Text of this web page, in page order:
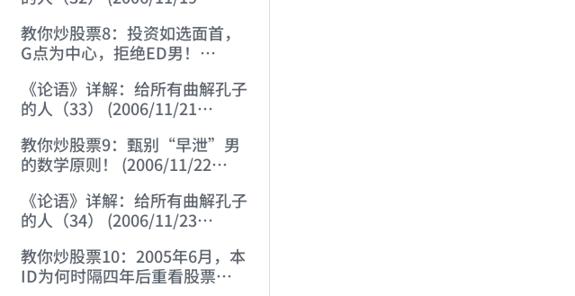
教你炒股票8：投资如选面首，
G点为中心，拒绝ED男！
《论语》详解：给所有曲解孔子
的人（33） (2006/11/21
教你炒股票9：甄别“早泄”男
的数学原则！ (2006/11/22
《论语》详解：给所有曲解孔子
的人（34） (2006/11/23
教你炒股票10：2005年6月，本
ID为何时隔四年后重看股票